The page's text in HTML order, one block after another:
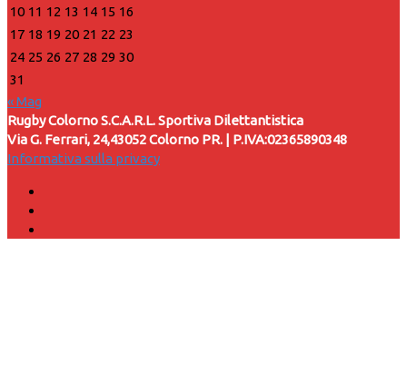
10 11 12 13 14 15 16
17 18 19 20 21 22 23
24 25 26 27 28 29 30
31
« Mag
Rugby Colorno S.C.A.R.L. Sportiva Dilettantistica
Via G. Ferrari, 24,43052 Colorno PR. | P.IVA:02365890348
Informativa sulla privacy